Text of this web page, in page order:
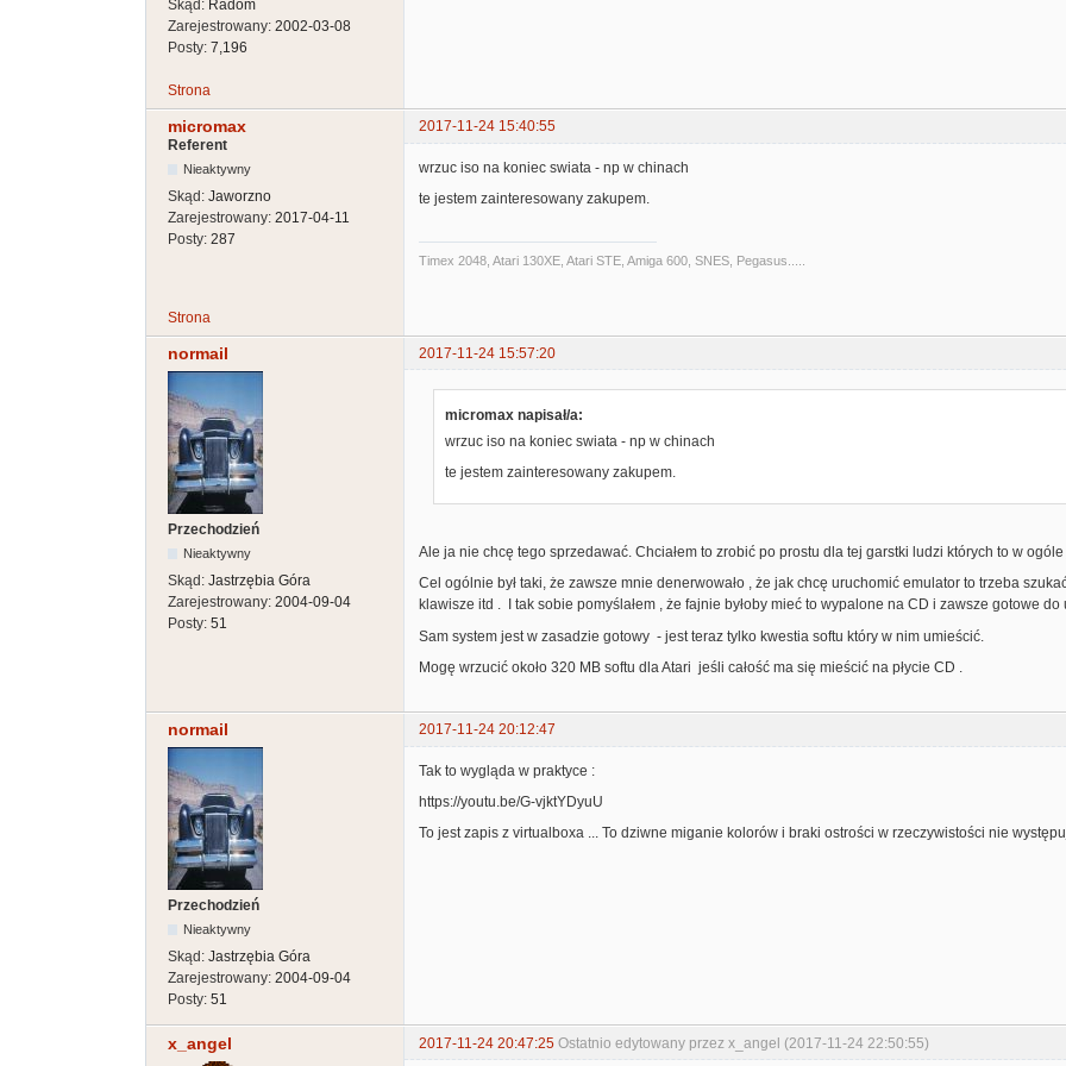
Skąd: Radom
Zarejestrowany: 2002-03-08
Posty: 7,196
Strona
micromax
2017-11-24 15:40:55
Referent
Nieaktywny
Skąd: Jaworzno
Zarejestrowany: 2017-04-11
Posty: 287
wrzuc iso na koniec swiata - np w chinach
te jestem zainteresowany zakupem.
Timex 2048, Atari 130XE, Atari STE, Amiga 600, SNES, Pegasus.....
Strona
normail 2017-11-24 15:57:20
Przechodzień
Nieaktywny
Skąd: Jastrzębia Góra
Zarejestrowany: 2004-09-04
Posty: 51
micromax napisał/a:
wrzuc iso na koniec swiata - np w chinach
te jestem zainteresowany zakupem.
Ale ja nie chcę tego sprzedawać. Chciałem to zrobić po prostu dla tej garstki ludzi których to w
Cel ogólnie był taki, że zawsze mnie denerwowało , że jak chcę uruchomić emulator to trzeba
klawisze itd . I tak sobie pomyślałem , że fajnie byłoby mieć to wypalone na CD i zawsze gotowe do
Sam system jest w zasadzie gotowy - jest teraz tylko kwestia softu który w nim umieścić.
Mogę wrzucić około 320 MB softu dla Atari jeśli całość ma się mieścić na płycie CD .
normail 2017-11-24 20:12:47
Przechodzień
Nieaktywny
Skąd: Jastrzębia Góra
Zarejestrowany: 2004-09-04
Posty: 51
Tak to wygląda w praktyce :
https://youtu.be/G-vjktYDyuU
To jest zapis z virtualboxa ... To dziwne miganie kolorów i braki ostrości w rzeczywistości nie
x_angel 2017-11-24 20:47:25 Ostatnio edytowany przez x_angel (2017-11-24 22:50:55)